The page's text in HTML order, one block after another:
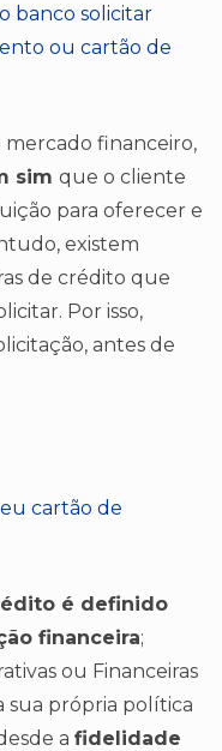
banco solicitar
ou cartão de
mercado financeiro,
sim que o cliente
para oferecer e
existem
de crédito que
Por isso,
antes de
cartão de
é definido
financeira;
ou Financeiras
sua própria política
a fidelidade